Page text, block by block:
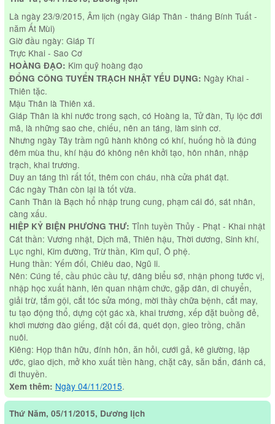
Là ngày 23/9/2015, Âm lịch (ngày Giáp Thân - tháng Bính Tuất -
năm Ất Mùi)
Giờ đầu ngày: Giáp Tí
Trực Khai - Sao Cơ
HOÀNG ĐẠO: Kim quỹ hoàng đạo
ĐỔNG CÔNG TUYỂN TRẠCH NHẬT YẾU DỤNG: Ngày Khai -
Thiên tặc.
Mậu Thân là Thiên xá.
Giáp Thân là khi nước trong sạch, có Hoàng la, Tử đàn, Tụ lộc đới
mã, là những sao che, chiếu, nên an táng, làm sinh cơ.
Nhưng ngày Tây trầm ngũ hành không có khí, huống hồ là đúng
đêm mùa thu, khí hậu đó không nên khởi tạo, hôn nhân, nhập
trạch, khai trương.
Duy an táng thì rất tốt, thêm con cháu, nhà cửa phát đạt.
Các ngày Thân còn lại là tốt vừa.
Canh Thân là Bạch hổ nhập trung cung, phạm cái đó, sát nhân,
càng xấu.
HIỆP KỶ BIỆN PHƯƠNG THƯ: Tỉnh tuyền Thủy - Phạt - Khai nhật
Cát thần: Vương nhật, Dịch mã, Thiên hậu, Thời dương, Sinh khí,
Lục nghi, Kim đường, Trừ thần, Kim quĩ, Ô phệ.
Hung thần: Yếm đối, Chiêu dao, Ngũ li.
Nên: Cúng tế, cầu phúc cầu tự, dâng biểu sớ, nhận phong tước vị,
nhập học xuất hành, lên quan nhậm chức, gặp dân, di chuyển,
giải trừ, tắm gội, cắt tóc sửa móng, mời thầy chữa bệnh, cắt may,
tu tạo động thổ, dựng cột gác xà, khai trương, xếp đặt buồng đẻ,
khơi mương đào giếng, đặt cối đá, quét dọn, gieo trồng, chăn
nuôi.
Kiêng: Họp thân hữu, đính hôn, ăn hỏi, cưới gả, kê giường, lập
ước, giao dịch, mở kho xuất tiền hàng, chặt cây, săn bắn, đánh cá,
đi thuyền.
Xem thêm: Ngày 04/11/2015.
Thứ Năm, 05/11/2015, Dương lịch